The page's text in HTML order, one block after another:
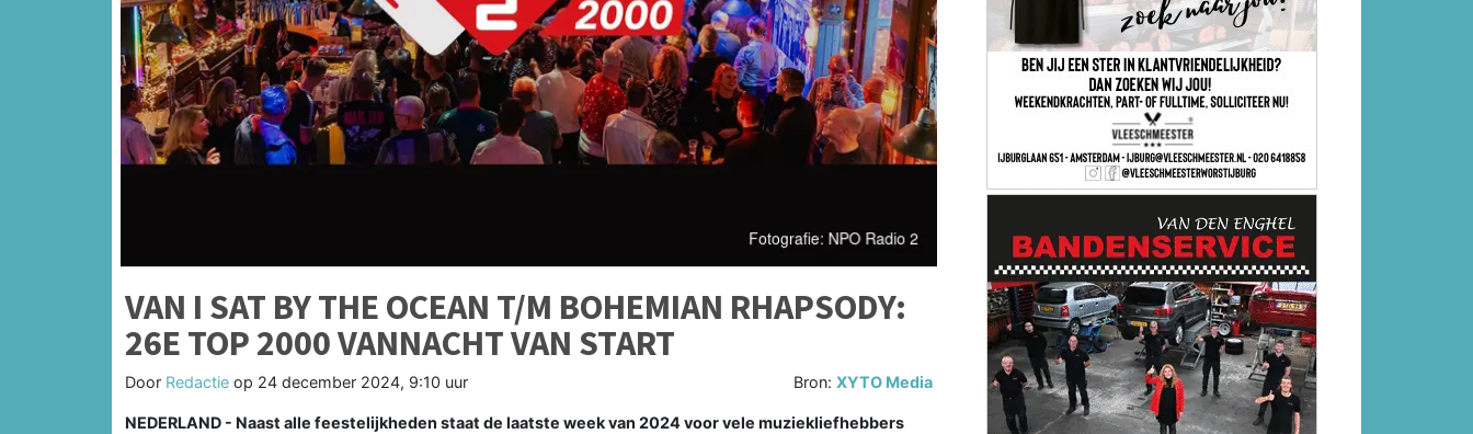
VAN I SAT BY THE OCEAN T/M BOHEMIAN RHAPSODY:
26E TOP 2000 VANNACHT VAN START
Door Redactie op 24 december 2024, 9:10 uur Bron:XYTO Media
NEDERLAND - Naast alle feestelijkheden staat de laatste week van 2024 voor vele muziekliefhebbers